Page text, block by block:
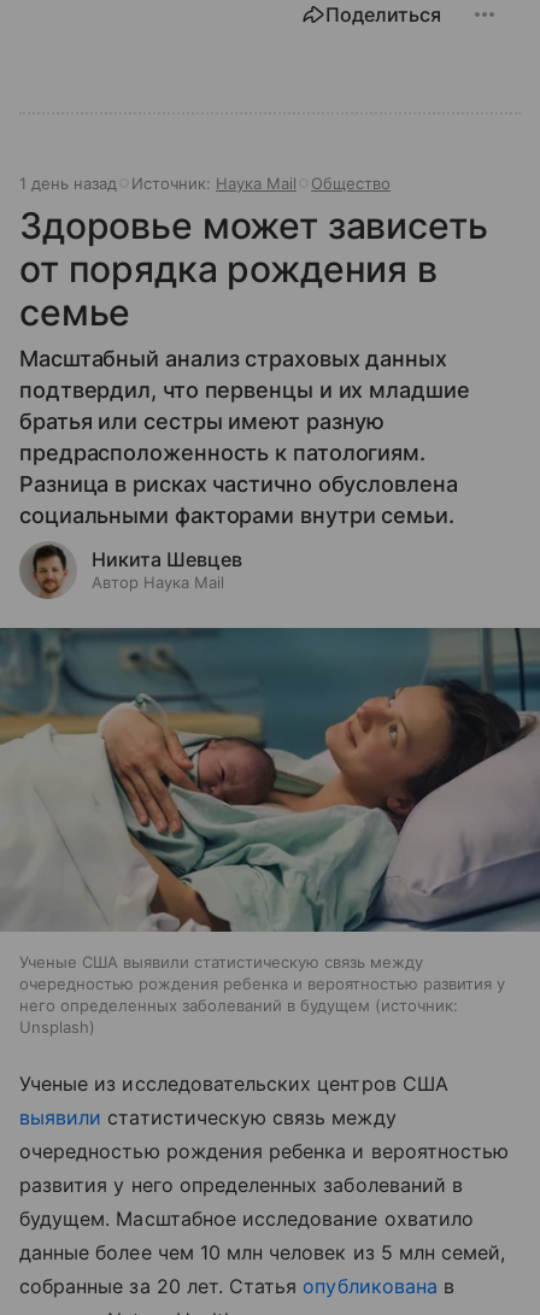
Поделиться
1 день назад Источник: Наука Mail Общество
Здоровье может зависеть
от порядка рождения в
семье
Масштабный анализ страховых данных
подтвердил, что первенцы и их младшие
братья или сестры имеют разную
предрасположенность к патологиям.
Разница в рисках частично обусловлена
социальными факторами внутри семьи.
Никита Шевцев
Автор Наука Mail
Ученые США выявили статистическую связь между
очередностью рождения ребенка и вероятностью развития у
него определенных заболеваний в будущем
источник:
Unsplash
Ученые из исследовательских центров США
выявили статистическую связь между
очередностью рождения ребенка и вероятностью
развития у него определенных заболеваний в
будущем. Масштабное исследование охватило
данные более чем 10 млн человек из 5 млн семей,
собранные за 20 лет. Статья опубликована в